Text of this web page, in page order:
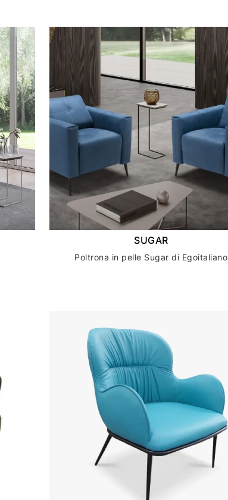
SUGAR
Poltrona in pelle Sugar di Egoitaliano